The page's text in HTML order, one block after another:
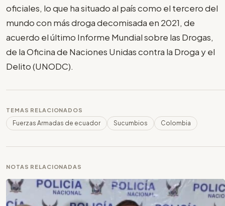
oficiales, lo que ha situado al país como el tercero del
mundo con más droga decomisada en 2021, de
acuerdo el último Informe Mundial sobre las Drogas,
de la Oficina de Naciones Unidas contra la Droga y el
Delito (UNODC).
TEMAS RELACIONADOS
Fuerzas Armadas de ecuador Sucumbios Colombia
NOTAS RELACIONADAS